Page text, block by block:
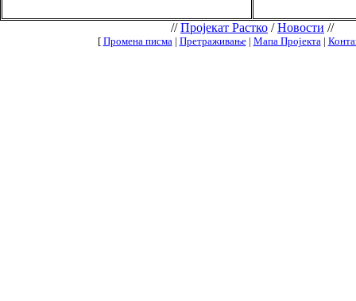
//Пројекат Растко /Новости //
[ Промена писма| Претраживање| Мапа Пројекта|